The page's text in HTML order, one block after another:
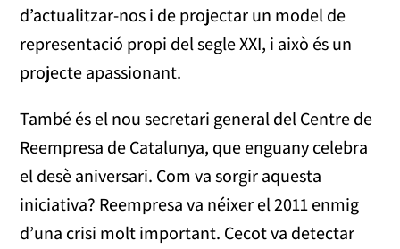
d’actualitzar-nos i de projectar un model de
representació propi del segle XXI, i això és un
projecte apassionant.
També és el nou secretari general del Centre de
Reempresa de Catalunya, que enguany celebra
el desè aniversari. Com va sorgir aquesta
iniciativa? Reempresa va néixer el 2011 enmig
d’una crisi molt important. Cecot va detectar